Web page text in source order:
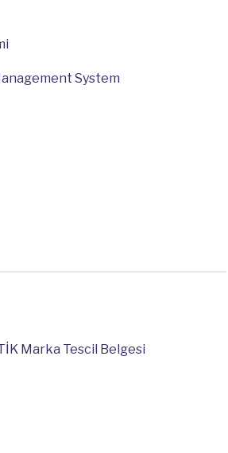
System
Marka Tescil Belgesi